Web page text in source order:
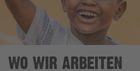
WO WIR ARBEITEN